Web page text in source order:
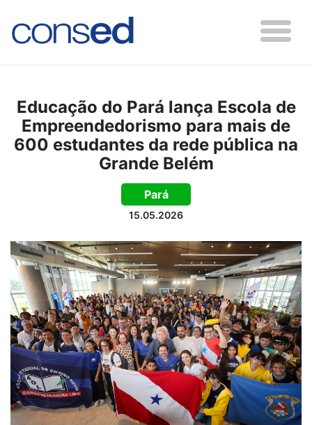
Educação do Pará lança Escola de
Empreendedorismo para mais de
600 estudantes da rede pública na
Grande Belém
Pará
15.05.2026